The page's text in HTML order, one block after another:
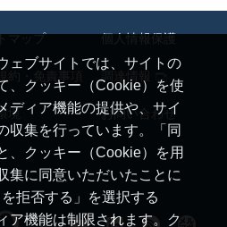
ェブサイトでは、サイトの
、クッキー（Cookie）を使
ディア機能の提供や、サイ
収集を行っています。「同
、クッキー（Cookie）を用
集に同意いただいたことに
拒否する」を選択する
ア機能は制限されます。ク
マップ 個人情報保護
約・免責事項
境 お問い合わせ